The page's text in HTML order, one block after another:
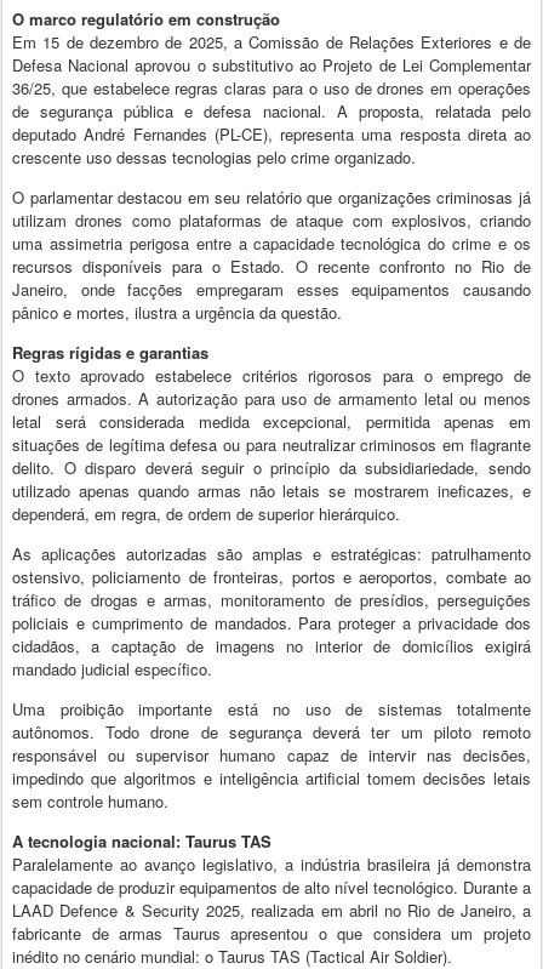
O marco regulatório em construção
Em 15 de dezembro de 2025, a Comissão de Relações Exteriores e de
Defesa Nacional aprovou o substitutivo ao Projeto de Lei Complementar
36/25, que estabelece regras claras para o uso de drones em operações
de segurança pública e defesa nacional. A proposta, relatada pelo
deputado André Fernandes (PL-CE), representa uma resposta direta ao
crescente uso dessas tecnologias pelo crime organizado.
O parlamentar destacou em seu relatório que organizações criminosas já
utilizam drones como plataformas de ataque com explosivos, criando
uma assimetria perigosa entre a capacidade tecnológica do crime e os
recursos disponíveis para o Estado. O recente confronto no Rio de
Janeiro, onde facções empregaram esses equipamentos causando
pânico e mortes, ilustra a urgência da questão.
Regras rígidas e garantias
O texto aprovado estabelece critérios rigorosos para o emprego de
drones armados. A autorização para uso de armamento letal ou menos
letal será considerada medida excepcional, permitida apenas em
situações de legítima defesa ou para neutralizar criminosos em flagrante
delito. O disparo deverá seguir o princípio da subsidiariedade, sendo
utilizado apenas quando armas não letais se mostrarem ineficazes, e
dependerá, em regra, de ordem de superior hierárquico.
As aplicações autorizadas são amplas e estratégicas: patrulhamento
ostensivo, policiamento de fronteiras, portos e aeroportos, combate ao
tráfico de drogas e armas, monitoramento de presídios, perseguições
policiais e cumprimento de mandados. Para proteger a privacidade dos
cidadãos, a captação de imagens no interior de domicílios exigirá
mandado judicial específico.
Uma proibição importante está no uso de sistemas totalmente
autônomos. Todo drone de segurança deverá ter um piloto remoto
responsável ou supervisor humano capaz de intervir nas decisões,
impedindo que algoritmos e inteligência artificial tomem decisões letais
sem controle humano.
A tecnologia nacional: Taurus TAS
Paralelamente ao avanço legislativo, a indústria brasileira já demonstra
capacidade de produzir equipamentos de alto nível tecnológico. Durante a
LAAD Defence & Security 2025, realizada em abril no Rio de Janeiro, a
fabricante de armas Taurus apresentou o que considera um projeto
inédito no cenário mundial: o Taurus TAS (Tactical Air Soldier).